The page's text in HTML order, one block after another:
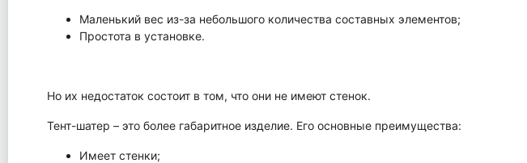
Маленький вес из-за небольшого количества составных элементов;
Простота в установке.
Но их недостаток состоит в том, что они не имеют стенок.
Тент-шатер – это более габаритное изделие. Его основные преимущества:
Имеет стенки;